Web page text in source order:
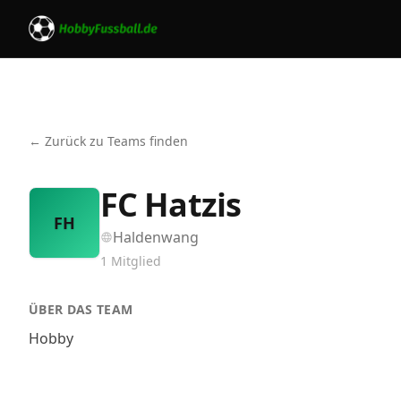
← Zurück zu Teams finden
FH FC Hatzis
Haldenwang
1 Mitglied
ÜBER DAS TEAM
Hobby